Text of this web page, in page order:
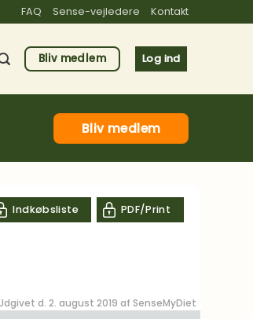
FAQ Sense-vejledere Kontakt
Bliv medlem Log ind
Bliv medlem
Indkøbsliste PDF/Print
d. 2. august 2019 af SenseMyDiet